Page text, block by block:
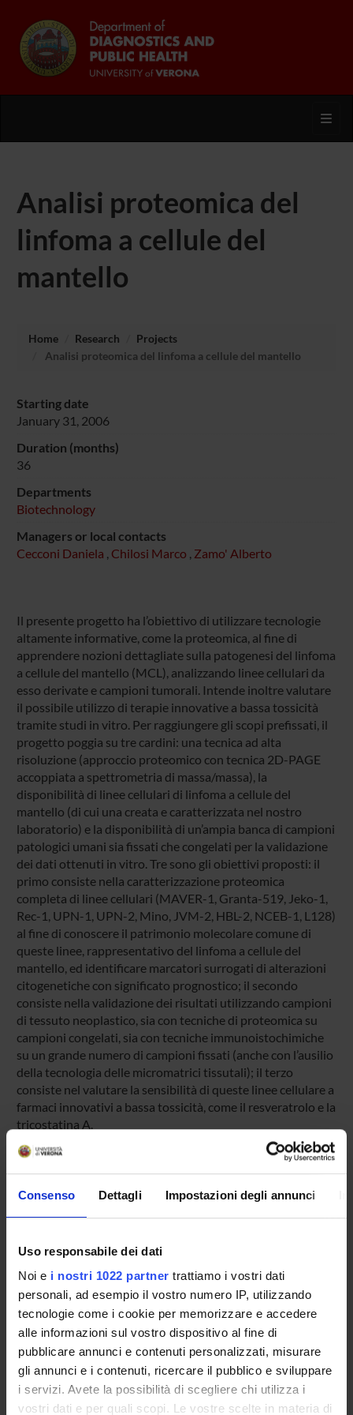
Consenso Dettagli Impostazioni degli annunci
Uso responsabile dei dati
Noi e i nostri 1022 partner trattiamo i vostri dati
personali, ad esempio il vostro numero IP, utilizzando
tecnologie come i cookie per memorizzare e accedere
alle informazioni sul vostro dispositivo al fine di
pubblicare annunci e contenuti personalizzati, misurare
gli annunci e i contenuti, ricercare il pubblico e sviluppare
i servizi. Avete la possibilità di scegliere chi utilizza i
vostri dati e per quali scopi. Le vostre scelte in materia di
Analisi proteomica del
linfoma a cellule del
mantello
Home Research
Projects
Analisi proteomica del linfoma a cellule del mantello
Starting date
January 31, 2006
Duration (months)
36
Departments
Biotechnology
Managers or local contacts
Cecconi Daniela , Chilosi Marco , Zamo' Alberto
Il presente progetto ha l’obiettivo di utilizzare tecnologie
altamente informative, come la proteomica, al fine di
apprendere nozioni dettagliate sulla patogenesi del linfoma
a cellule del mantello (MCL), analizzando linee cellulari da
esso derivate e campioni tumorali. Intende inoltre valutare
il possibile utilizzo di terapie innovative a bassa tossicità
tramite studi in vitro. Per raggiungere gli scopi prefissati, il
progetto poggia su tre cardini: una tecnica ad alta
risoluzione (approccio proteomico con tecnica 2D-PAGE
accoppiata a spettrometria di massa/massa), la
disponibilità di linee cellulari di linfoma a cellule del
mantello (di cui una creata e caratterizzata nel nostro
laboratorio) e la disponibilità di un’ampia banca di campioni
patologici umani sia fissati che congelati per la validazione
dei dati ottenuti in vitro. Tre sono gli obiettivi proposti: il
primo consiste nella caratterizzazione proteomica
completa di linee cellulari (MAVER-1, Granta-519, Jeko-1,
Rec-1, UPN-1, UPN-2, Mino, JVM-2, HBL-2, NCEB-1, L128)
al fine di conoscere il patrimonio molecolare comune di
queste linee, rappresentativo del linfoma a cellule del
mantello, ed identificare marcatori surrogati di alterazioni
citogenetiche con significato prognostico; il secondo
consiste nella validazione dei risultati utilizzando campioni
di tessuto neoplastico, sia con tecniche di proteomica su
campioni congelati, sia con tecniche immunoistochimiche
su un grande numero di campioni fissati (anche con l’ausilio
della tecnologia delle micromatrici tissutali); il terzo
consiste nel valutare la sensibilità di queste linee cellulare a
farmaci innovativi a bassa tossicità, come il resveratrolo e la
tricostatina A.
SPONSORS:
Syllabus:RICATENEO - Finanziamenti d'Ateneo per la
Ricerca Scientifica
PROJECT PARTICIPANTS
Daniela Cecconi
Associate Professor